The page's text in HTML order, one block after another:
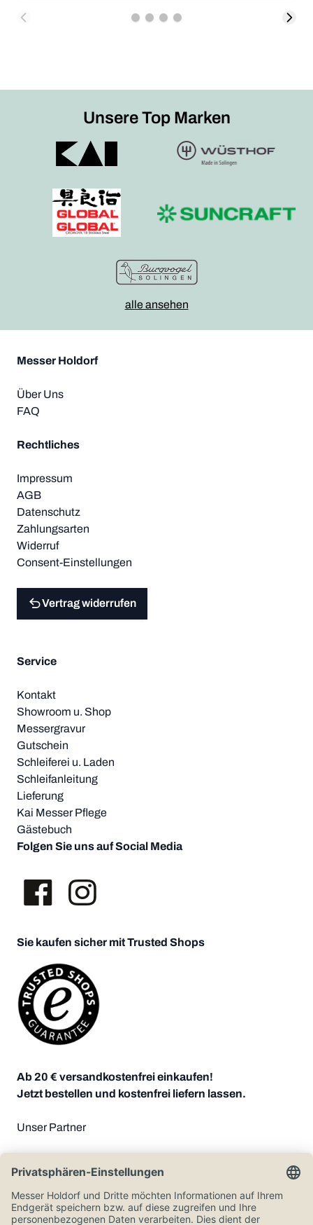
Unsere Top Marken
alle ansehen
Messer Holdorf
Über Uns
FAQ
Rechtliches
Impressum
AGB
Datenschutz
Zahlungsarten
Widerruf
Consent-Einstellungen
Vertrag widerrufen
Service
Kontakt
Showroom u. Shop
Messergravur
Gutschein
Schleiferei u. Laden
Schleifanleitung
Lieferung
Kai Messer Pflege
Gästebuch
Folgen Sie uns auf Social Media
Sie kaufen sicher mit Trusted Shops
Ab 20 € versandkostenfrei einkaufen!
Jetzt bestellen und kostenfrei liefern lassen.
Unser Partner
Zahlungsoptionen